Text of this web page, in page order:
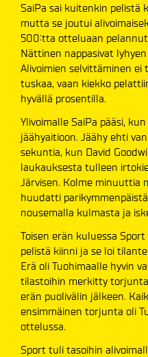
SaiPa sai kuitenkin pelistä
mutta se joutui
500:tta otteluaan
Nättinen nappasivat
Alivoimien selvittäminen
tuskaa, vaan kiekko
hyvällä prosentilla.
Ylivoimalle SaiPa pääsi,
jäähyaitioon. Jäähy ehti
sekuntia, kun David
laukauksesta tulleen
Järvisen. Kolme minuuttia
huudatti
nousemalla kulmasta ja
Toisen erän kuluessa
pelistä kiinni ja se loi
Erä oli Tuohimaalle hyvin
tilastoihin merkitty
erän puolivälin jälkeen.
ensimmäinen torjunta oli
ottelussa.
Sport tuli tasoihin